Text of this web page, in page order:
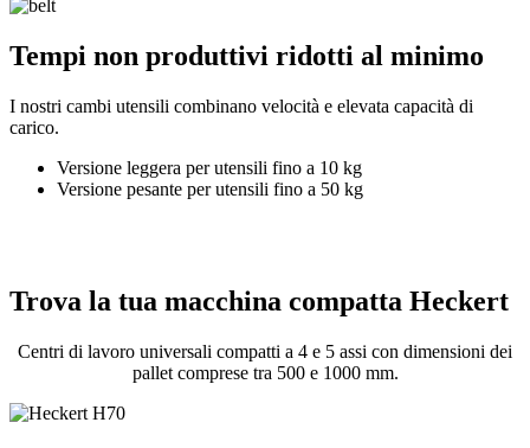
Tempi non produttivi ridotti al minimo
I nostri cambi utensili combinano velocità e elevata capacità di
carico.
Versione leggera per utensili fino a 10 kg
Versione pesante per utensili fino a 50 kg
Trova la tua macchina compatta Heckert
Centri di lavoro universali compatti a 4 e 5 assi con dimensioni dei
pallet comprese tra 500 e 1000 mm.